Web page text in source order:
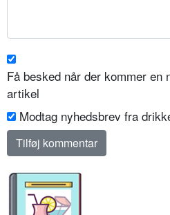
Få besked når der kommer en
artikel
Modtag nyhedsbrev fra